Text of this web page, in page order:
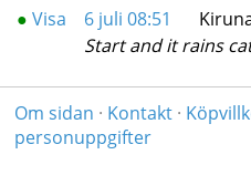
● Visa 6 juli 08:51
Start and it rains
Om sidan · Kontakt·
personuppgifter